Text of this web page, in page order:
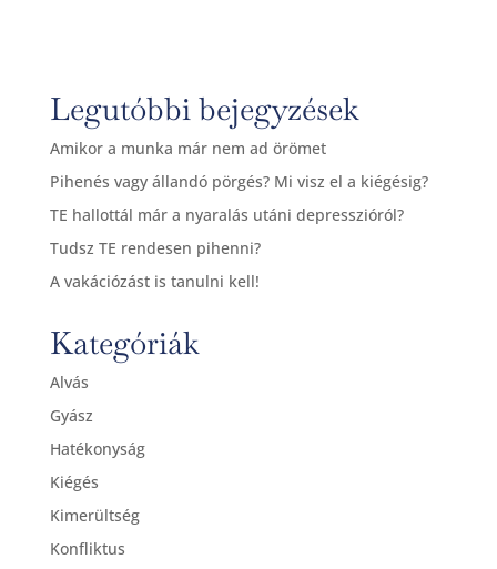
Legutóbbi bejegyzések
Amikor a munka már nem ad örömet
Pihenés vagy állandó pörgés? Mi visz el a kiégésig?
TE hallottál már a nyaralás utáni depresszióról?
Tudsz TE rendesen pihenni?
A vakációzást is tanulni kell!
Kategóriák
Alvás
Gyász
Hatékonyság
Kiégés
Kimerültség
Konfliktus